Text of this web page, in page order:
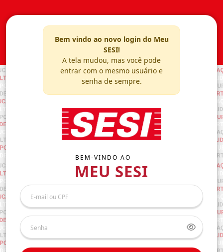
Bem vindo ao novo login do Meu
SESI!
A tela mudou, mas você pode
entrar com o mesmo usuário e
senha de sempre.
BEM-VINDO AO
MEU SESI